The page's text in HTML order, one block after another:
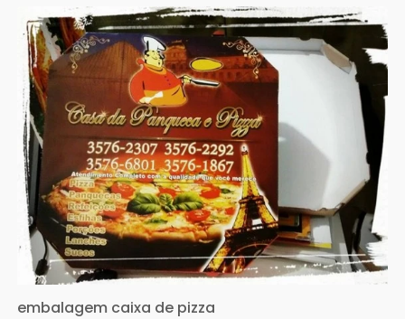
embalagem caixa de pizza